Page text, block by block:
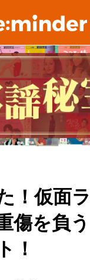
！仮面
傷を負
ト！